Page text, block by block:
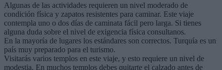
Algunas de las actividades requieren un nivel moderado de
condición física y zapatos resistentes para caminar. Este viaje
contempla uno o dos días de caminata fácil pero larga. Si tienes
alguna duda sobre el nivel de exigencia física consultanos.
En la mayoría de lugares los estándares son correctos. Turquía es un
país muy preparado para el turismo.
Visitarás varios templos en este viaje, y esto requiere un nivel de
modestia. En muchos templos debes quitarte el calzado antes de